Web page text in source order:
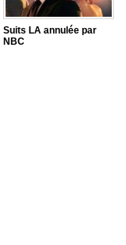
Suits LA annulée par
NBC